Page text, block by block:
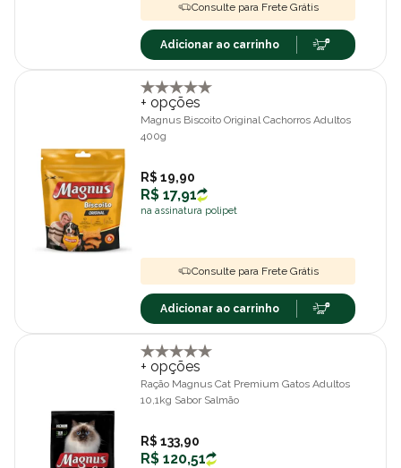
Consulte para Frete Grátis
Adicionar ao carrinho
+ opções
Magnus Biscoito Original Cachorros Adultos
400g
R$ 19,90
R$ 17,91
na assinatura polipet
Consulte para Frete Grátis
Adicionar ao carrinho
+ opções
Ração Magnus Cat Premium Gatos Adultos
10,1kg Sabor Salmão
R$ 133,90
R$ 120,51